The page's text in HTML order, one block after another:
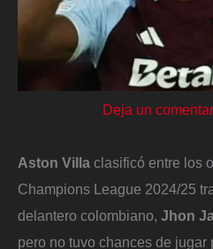
Deja un
Aston Villa clasificó entre los
Champions League 2024/25
delantero colombiano, Jhon
pero no tuvo chances de